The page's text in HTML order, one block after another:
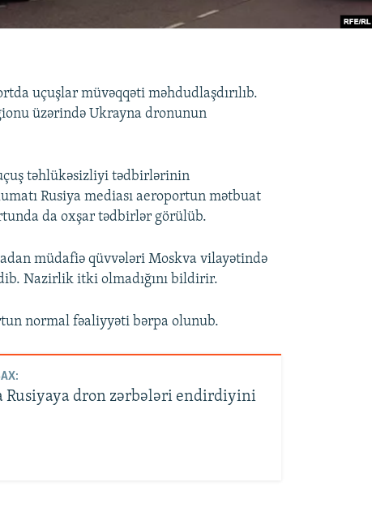
uçuşlar müvəqqəti məhdudlaşdırılıb.
üzərində Ukrayna dronunun
təhlükəsizliyi tədbirlərinin
Rusiya mediası aeroportun mətbuat
da oxşar tədbirlər görülüb.
müdafiə qüvvələri Moskva vilayətində
Nazirlik itki olmadığını bildirir.
normal fəaliyyəti bərpa olunub.
Rusiyaya dron zərbələri endirdiyini